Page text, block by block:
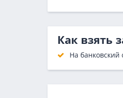
Как взять
На банковский